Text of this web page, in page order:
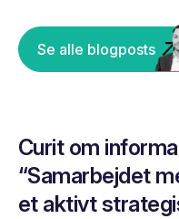
Se alle blogposts
Curit om
“Samarbejdet
et aktivt